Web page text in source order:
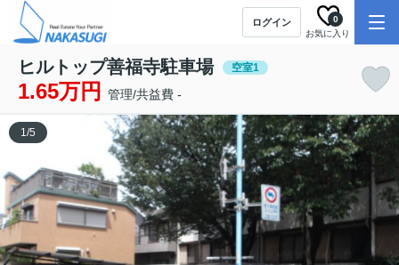
ログイン
お気に入り
0
ヒルトップ善福寺駐車場 空室1
1.65万円 管理/共益費 -
1/5